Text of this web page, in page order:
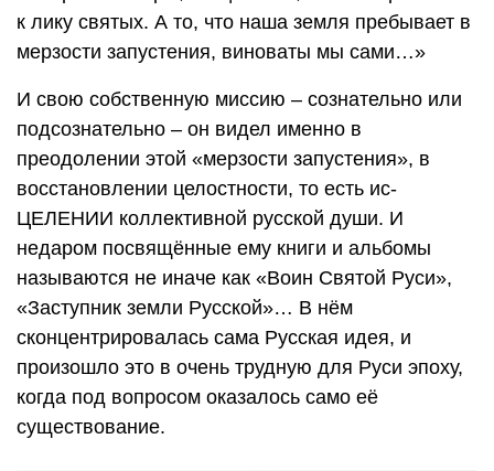
к лику святых. А то, что наша земля пребывает в
мерзости запустения, виноваты мы сами…»
И свою собственную миссию – сознательно или
подсознательно – он видел именно в
преодолении этой «мерзости запустения», в
восстановлении целостности, то есть ис-
ЦЕЛЕНИИ коллективной русской души. И
недаром посвящённые ему книги и альбомы
называются не иначе как «Воин Святой Руси»,
«Заступник земли Русской»… В нём
сконцентрировалась сама Русская идея, и
произошло это в очень трудную для Руси эпоху,
когда под вопросом оказалось само её
существование.